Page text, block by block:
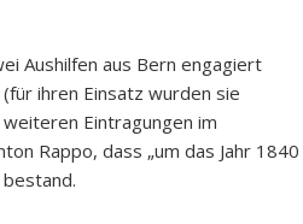
Aushilfen aus Bern engagiert
ihren Einsatz wurden sie
Eintragungen im
Rappo, dass „um das Jahr 1840